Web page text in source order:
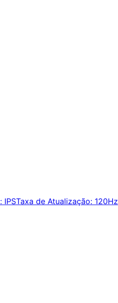
: IPSTaxa de Atualização: 120Hz